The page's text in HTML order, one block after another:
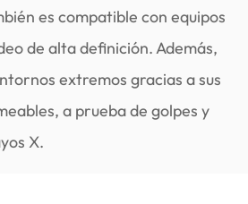
es compatible con equipos
de alta definición. Además,
extremos gracias a sus
a prueba de golpes y
X.